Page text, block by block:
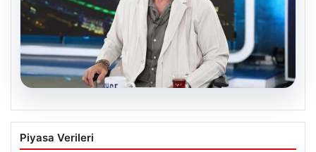
05.08.2026
Fenerbahçe’de Cihan Kamer’den
Transfer Haberi: Forvet İçin Kritik Tarih
Piyasa Verileri